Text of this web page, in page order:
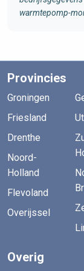
warmtepomp-
Provincies
Groningen
Friesland
Drenthe
Noord-
Holland
Flevoland
Overijssel
Overig